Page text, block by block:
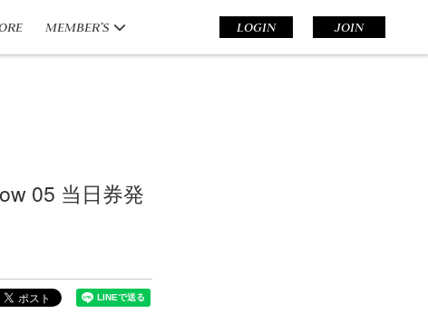
MEMBER’S LOGIN JOIN
05 当日券発